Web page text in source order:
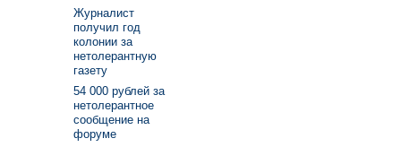
Журналист
получил год
колонии за
нетолерантную
газету
54 000 рублей за
нетолерантное
сообщение на
форуме